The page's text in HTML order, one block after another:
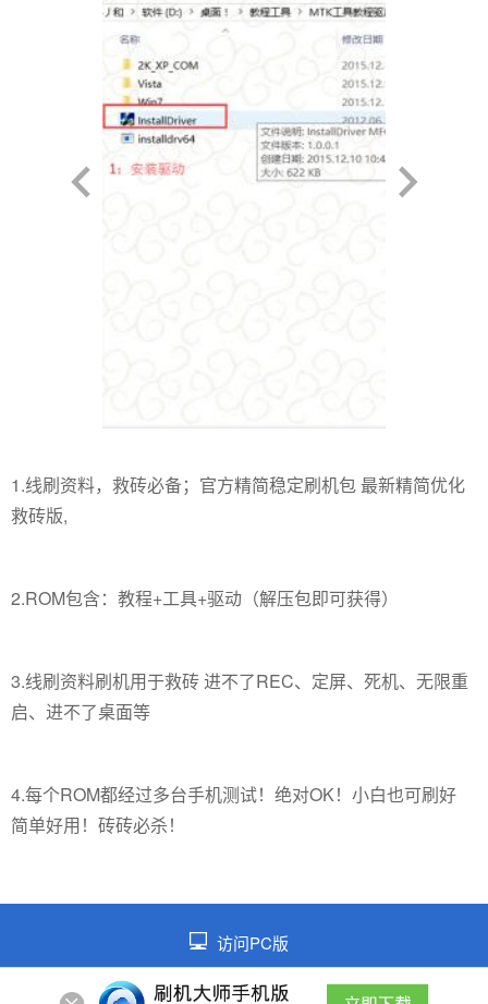
1.线刷资料，救砖必备；官方精简稳定刷机包 最新精简优化
救砖版,
2.ROM包含：教程+工具+驱动（解压包即可获得）
3.线刷资料刷机用于救砖 进不了REC、定屏、死机、无限重
启、进不了桌面等
4.每个ROM都经过多台手机测试！绝对OK！小白也可刷好
简单好用！砖砖必杀！
访问PC版
©2026 皖ICP备2021014026号